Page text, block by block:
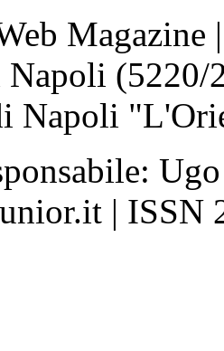
Magazine
Napoli
| ISSN